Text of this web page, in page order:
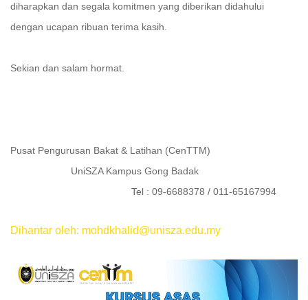
diharapkan dan segala komitmen yang diberikan didahului
dengan ucapan ribuan terima kasih.
Sekian dan salam hormat.
Pusat Pengurusan Bakat & Latihan (CenTTM)
UniSZA Kampus Gong Badak
Tel : 09-6688378 / 011-65167994
Dihantar oleh: mohdkhalid@unisza.edu.my